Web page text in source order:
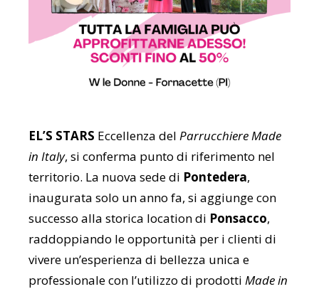
EL’S STARS Eccellenza del Parrucchiere Made
in Italy, si conferma punto di riferimento nel
territorio. La nuova sede di Pontedera,
inaugurata solo un anno fa, si aggiunge con
successo alla storica location di Ponsacco,
raddoppiando le opportunità per i clienti di
vivere un’esperienza di bellezza unica e
professionale con l’utilizzo di prodotti Made in